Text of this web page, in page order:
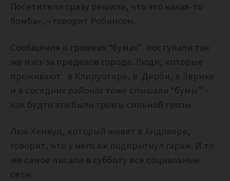
Посетители сразу решили, что это какая-то
бомба», – говорит Робинсон.
Сообщения о громких “бумах” поступали так
же и из-за пределов города. Люди, которые
проживают в Клируотере, в Дерби, в Эврике
и в соседних районах тоже слышали “бумы” –
как будто это были громы сильной грозы.
Люк Хенвуд, который живет в Андовере,
говорит, что у него аж подпрыгнул гараж. И то
же самое писали в субботу все социальные
сети.